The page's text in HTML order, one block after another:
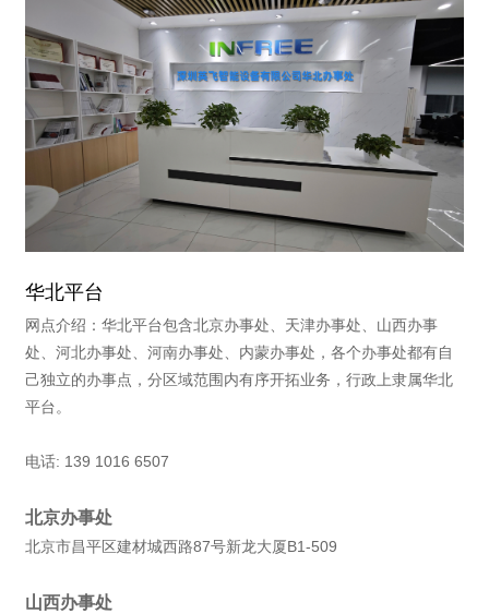
华北平台
网点介绍：华北平台包含北京办事处、天津办事处、山西办事
处、河北办事处、河南办事处、内蒙办事处，各个办事处都有自
己独立的办事点，分区域范围内有序开拓业务，行政上隶属华北
平台。
电话: 139 1016 6507
北京办事处
北京市昌平区建材城西路87号新龙大厦B1-509
山西办事处